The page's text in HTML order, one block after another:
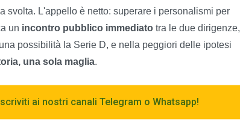
svolta. L'appello è netto: superare i personalismi per
un incontro pubblico immediato tra le due dirigenze,
possibilità la Serie D, e nella peggiori delle ipotesi
una sola maglia.
ai nostri canali Telegram o Whatsapp!